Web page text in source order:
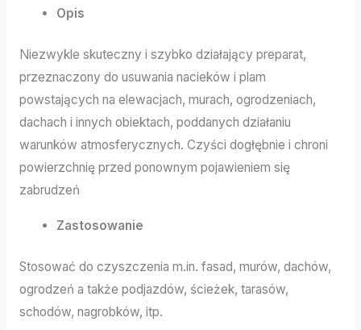
Opis
Niezwykle skuteczny i szybko działający preparat,
przeznaczony do usuwania nacieków i plam
powstających na elewacjach, murach, ogrodzeniach,
dachach i innych obiektach, poddanych działaniu
warunków atmosferycznych. Czyści dogłębnie i chroni
powierzchnię przed ponownym pojawieniem się
zabrudzeń
Zastosowanie
Stosować do czyszczenia m.in. fasad, murów, dachów,
ogrodzeń a także podjazdów, ścieżek, tarasów,
schodów, nagrobków, itp.